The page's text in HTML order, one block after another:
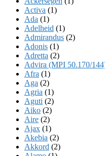
Activa (1)
Ada (1)
Adelheid (1)
Admirandus (2)
Adonis (1)
Adretta (2)
Advira (MPI 50.170/
Afra (1)
Aga (2)
Agria (1)
Aguti (2)
Aiko (2)
Aire (2)
Ajax (1)
Akebia (2)
Akkord (2)